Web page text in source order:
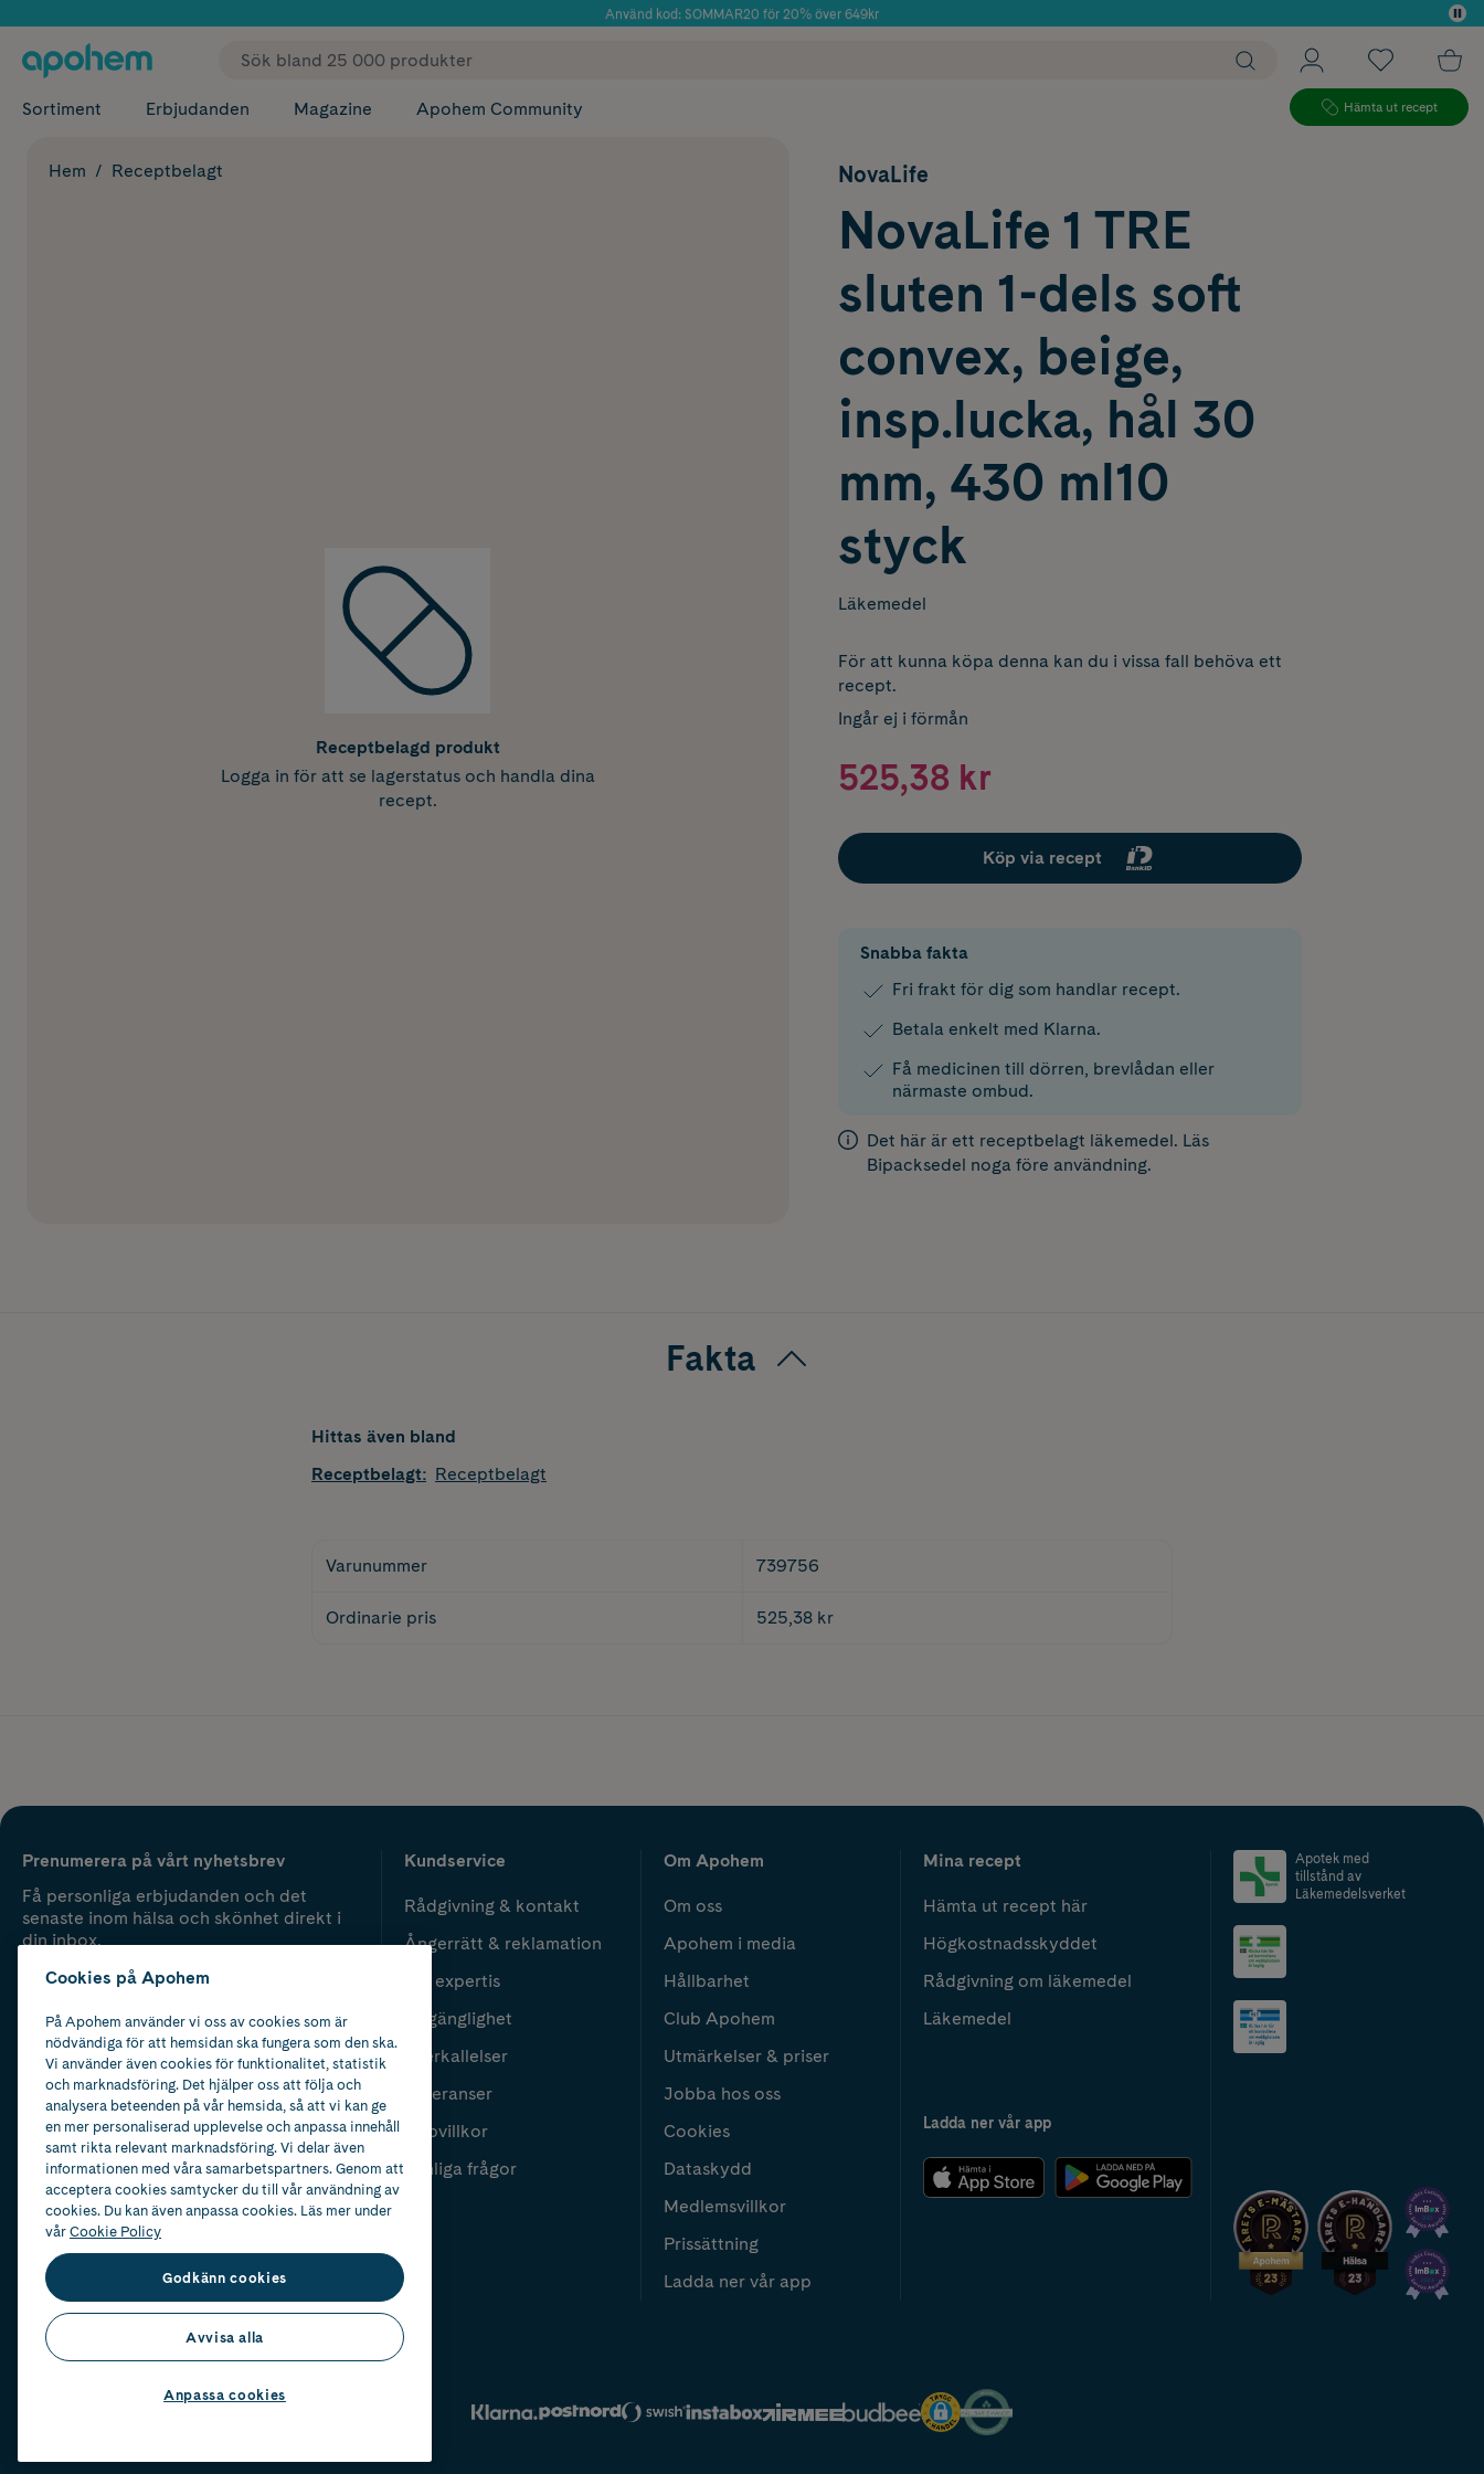
Använd kod: SOMMAR20 för 20% över 649kr
✓ Fri frakt
Sortiment Erbjudanden Magazine Apohem Community Hämta ut recept
Hem Receptbelagt
Receptbelagd produkt
Logga in för att se lagerstatus och handla dina
recept.
NovaLife
NovaLife 1 TRE
sluten 1-dels soft
convex, beige,
insp.lucka, hål 30
mm, 430 ml10
styck
Läkemedel
För att kunna köpa denna kan du i vissa fall behöva ett
recept.
Ingår ej i förmån
525,38 kr
Köp via recept
Snabba fakta
Fri frakt för dig som handlar recept.
Betala enkelt med Klarna.
Få medicinen till dörren, brevlådan eller
närmaste ombud.
Det här är ett receptbelagt läkemedel. Läs
Bipacksedel noga före användning.
Fakta
Hittas även bland
Receptbelagt: Receptbelagt
Varunummer 739756
Ordinarie pris 525,38 kr
Prenumerera på vårt nyhetsbrev
Få personliga erbjudanden och det
senaste inom hälsa och skönhet direkt i
din inbox.
Kundservice
Rådgivning & kontakt
Ångerrätt & reklamation
Vår expertis
Tillgänglighet
Återkallelser
Leveranser
Köpvillkor
Vanliga frågor
Om Apohem
Om oss
Apohem i media
Hållbarhet
Club Apohem
Utmärkelser & priser
Jobba hos oss
Cookies
Dataskydd
Medlemsvillkor
Prissättning
Ladda ner vår app
Mina recept
Hämta ut recept här
Högkostnadsskyddet
Rådgivning om läkemedel
Läkemedel
Ladda ner vår app
Apotek med
tillstånd av
Läkemedelsverket
2024
Cookies på Apohem
På Apohem använder vi oss av cookies som är
nödvändiga för att hemsidan ska fungera som den ska.
Vi använder även cookies för funktionalitet, statistik
och marknadsföring. Det hjälper oss att följa och
analysera beteenden på vår hemsida, så att vi kan ge
en mer personaliserad upplevelse och anpassa innehåll
samt rikta relevant marknadsföring. Vi delar även
informationen med våra samarbetspartners. Genom att
acceptera cookies samtycker du till vår användning av
cookies. Du kan även anpassa cookies. Läs mer under
vårCookie Policy
Godkänn cookies
Avvisa alla
Anpassa cookies